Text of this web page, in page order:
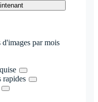
par mois
rapides